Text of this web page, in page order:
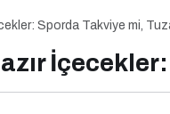
Sporda Takviye mi,